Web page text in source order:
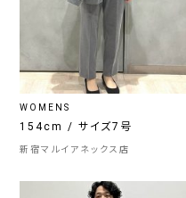
WOMENS
154cm / サイズ7号
新宿マルイアネックス店